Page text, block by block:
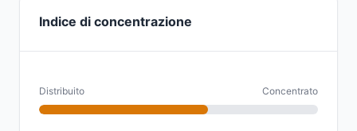
Indice di concentrazione
Distribuito Concentrato